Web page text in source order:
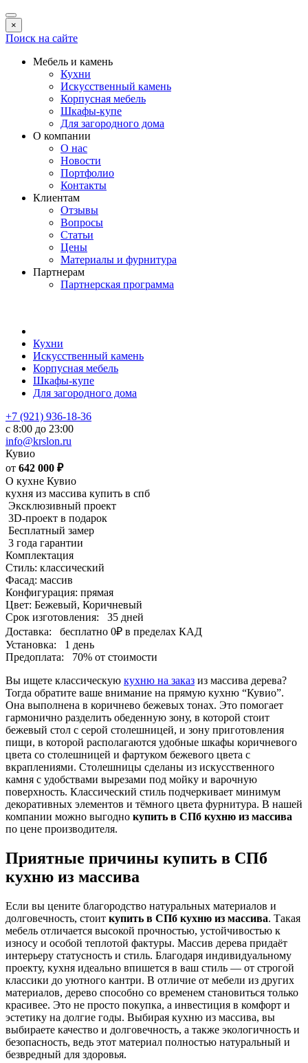
×
Поиск на сайте
Мебель и камень
Кухни
Искусственный камень
Корпусная мебель
Шкафы-купе
Для загородного дома
О компании
О нас
Новости
Портфолио
Контакты
Клиентам
Отзывы
Вопросы
Статьи
Цены
Материалы и фурнитура
Партнерам
Партнерская программа
Кухни
Искусственный камень
Корпусная мебель
Шкафы-купе
Для загородного дома
+7 (921) 936-18-36
с 8:00 до 23:00
info@krslon.ru
Кувио
от 642 000 ₽
О кухне Кувио
кухня из массива купить в спб
Эксклюзивный проект
3D-проект в подарок
Бесплатный замер
3 года гарантии
Комплектация
Стиль: классический
Фасад: массив
Конфигурация: прямая
Цвет: Бежевый, Коричневый
Срок изготовления:
35 дней
Доставка:
бесплатно 0₽ в пределах КАД
Установка:
1 день
Предоплата:
70% от стоимости
Вы ищете классическую кухню на заказ из массива дерева?
Тогда обратите ваше внимание на прямую кухню “Кувио”.
Она выполнена в коричнево бежевых тонах. Это помогает
гармонично разделить обеденную зону, в которой стоит
бежевый стол с серой столешницей, и зону приготовления
пищи, в которой располагаются удобные шкафы коричневого
цвета со столешницей и фартуком бежевого цвета с
вкраплениями. Столешницы сделаны из искусственного
камня с удобствами вырезами под мойку и варочную
поверхность. Классический стиль подчеркивает минимум
декоративных элементов и тёмного цвета фурнитура. В нашей
компании можно выгодно купить в СПб кухню из массива
по цене производителя.
Приятные причины купить в СПб
кухню из массива
Если вы цените благородство натуральных материалов и
долговечность, стоит купить в СПб кухню из массива. Такая
мебель отличается высокой прочностью, устойчивостью к
износу и особой теплотой фактуры. Массив дерева придаёт
интерьеру статусность и стиль. Благодаря индивидуальному
проекту, кухня идеально впишется в ваш стиль — от строгой
классики до уютного кантри. В отличие от мебели из других
материалов, дерево способно со временем становиться только
красивее. Это не просто покупка, а инвестиция в комфорт и
эстетику на долгие годы. Выбирая кухню из массива, вы
выбираете качество и долговечность, а также экологичность и
безопасность, ведь этот материал полностью натуральный и
безвредный для здоровья.